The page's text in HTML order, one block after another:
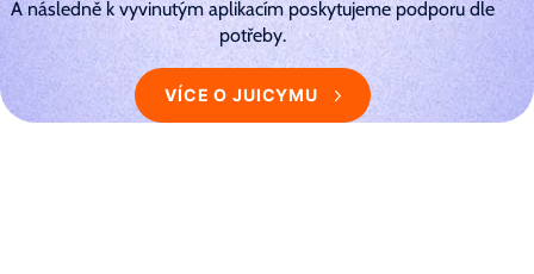
A následně k vyvinutým aplikacím poskytujeme podporu dle
potřeby.
VÍCE O JUICYMU